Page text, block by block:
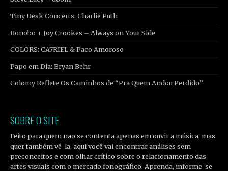
Tiny Desk Concerts: Charlie Puth
Bonobo + Joy Crookes – Always on Your Side
COLORS: CA7RIEL & Paco Amoroso
Papo em Dia: Bryan Behr
Colomy Reflete Os Caminhos de “Pra Quem Andou Perdido”
SOBRE O SITE
Feito para quem não se contenta apenas em ouvir a música, mas
quer também vê-la, aqui você vai encontrar análises sem
preconceitos e com olhar crítico sobre o relacionamento das
artes visuais com o mercado fonográfico. Aprenda, informe-se